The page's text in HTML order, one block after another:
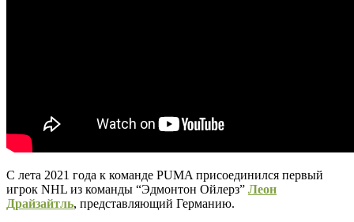
С лета 2021 года к команде PUMA присоединился первый
игрок NHL из команды “Эдмонтон Ойлерз” Леон
Драйзайтль, представляющий Германию.